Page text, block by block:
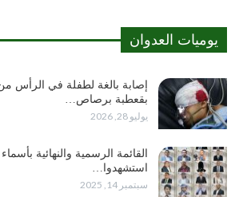
يوميات العدوان
إصابة بالغة لطفلة في الرأس
بقعطبة برصاص…
يوليو 28, 2026
القائمة الرسمية والنهائية
استشهدوا…
سبتمبر 14, 2025